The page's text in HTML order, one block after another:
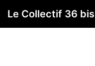
Le Collectif 36 bis